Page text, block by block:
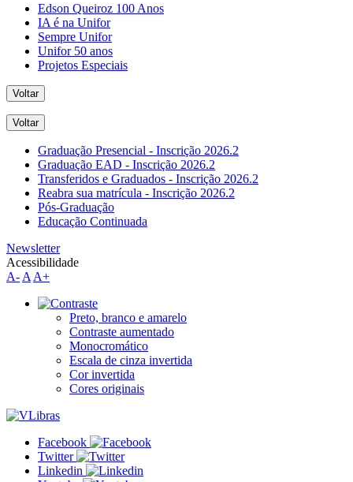
Edson Queiroz 100 Anos
IA é na Unifor
Sempre Unifor
Unifor 50 anos
Projetos Especiais
Voltar
Voltar
Graduação Presencial - Inscrição 2026.2
Graduação EAD - Inscrição 2026.2
Transferidos e Graduados - Inscrição 2026.2
Reabra sua matrícula - Inscrição 2026.2
Pós-Graduação
Educação Continuada
Newsletter
Acessibilidade
A- A A+
Preto, branco e amarelo
Contraste aumentado
Monocromático
Escala de cinza invertida
Cor invertida
Cores originais
Facebook
Twitter
Linkedin